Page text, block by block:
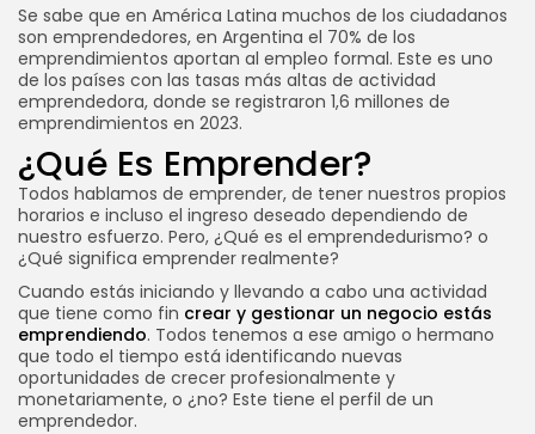
Tutoriales
112 Artículos
Novedades
56 Artículos
Marketing Online
37 Artículos
Internet
33 Artículos
Negocios
33 Artículos
SEGUINOS
Se sabe que en América Latina muchos de los ciudadanos
son emprendedores, en Argentina el 70% de los
emprendimientos aportan al empleo formal. Este es uno
de los países con las tasas más altas de actividad
emprendedora, donde se registraron 1,6 millones de
emprendimientos en 2023.
¿Qué Es Emprender?
Todos hablamos de emprender, de tener nuestros propios
horarios e incluso el ingreso deseado dependiendo de
nuestro esfuerzo. Pero, ¿Qué es el emprendedurismo? o
¿Qué significa emprender realmente?
Cuando estás iniciando y llevando a cabo una actividad
que tiene como fin crear y gestionar un negocio estás
emprendiendo. Todos tenemos a ese amigo o hermano
que todo el tiempo está identificando nuevas
oportunidades de crecer profesionalmente y
monetariamente, o ¿no? Este tiene el perfil de un
emprendedor.